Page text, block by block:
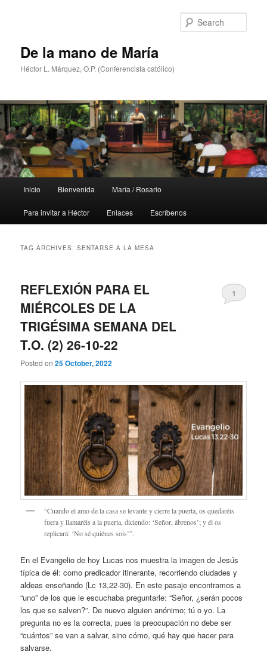
De la mano de María
Héctor L. Márquez, O.P. (Conferencista católico)
Inicio Bienvenida María / Rosario
Para invitar a Héctor Enlaces Escríbenos
TAG ARCHIVES:SENTARSE A LA MESA
REFLEXIÓN PARA EL
MIÉRCOLES DE LA
TRIGÉSIMA SEMANA DEL
T.O. (2) 26-10-22
Posted on25 October, 2022
1
“Cuando el amo de la casa se levante y cierre la puerta, os quedaréis
fuera y llamaréis a la puerta, diciendo: ‘Señor, ábrenos’; y él os
replicará: ‘No sé quiénes sois’”.
En el Evangelio de hoy Lucas nos muestra la imagen de Jesús
típica de él: como predicador itinerante, recorriendo ciudades y
aldeas enseñando (Lc 13,22-30). En este pasaje encontramos a
“uno” de los que le escuchaba preguntarle: “Señor, ¿serán pocos
los que se salven?”. De nuevo alguien anónimo; tú o yo. La
pregunta no es la correcta, pues la preocupación no debe ser
“cuántos” se van a salvar, sino cómo, qué hay que hacer para
salvarse.